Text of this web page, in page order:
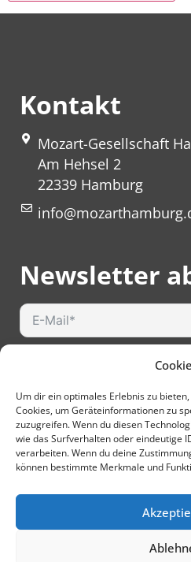
Um dir ein optimales Erlebnis zu
Cookies, um Geräteinformationen zu
zuzugreifen. Wenn du diesen
wie das Surfverhalten oder eindeutige
verarbeiten. Wenn du deine
können bestimmte Merkmale und
Kontakt
Mozart-Gesellschaft
Am Hehsel 2
22339 Hamburg
Newsletter
Hiermit akzeptiere ich